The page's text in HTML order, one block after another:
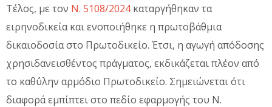
Τέλος, με τον Ν. 5108/2024καταργήθηκαν τα
ειρηνοδικεία και ενοποιήθηκε η πρωτοβάθμια
δικαιοδοσία στο Πρωτοδικείο. Έτσι, η αγωγή απόδοσης
χρησιδανεισθέντος πράγματος, εκδικάζεται πλέον από
το καθ΄ύλην αρμόδιο Πρωτοδικείο. Σημειώνεται ότι
διαφορά εμπίπτει στο πεδίο εφαρμογής του Ν.